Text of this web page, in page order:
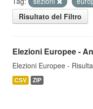
Risultato del Filtro
Elezioni Europee -
Elezioni Europee -
CSV ZIP